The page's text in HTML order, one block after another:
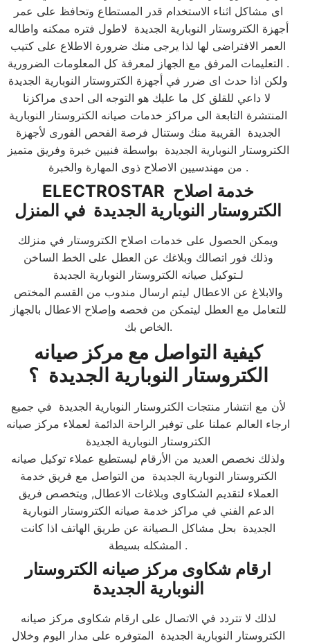
اى مشاكل اثناء الاستخدام قدر المستطاع وتحافظ على عمر
أجهزة الكتروستار النوبارية الجديدة لاطول فتره ممكنه واطاله
العمر الافتراضى لها لذا يرجى منك ضرورة الاطلاع على كتيب
التعليمات المرفق مع الجهاز لمعرفة كل المعلومات الضرورية .​
ولكن اذا حدث اى ضرر في أجهزة الكتروستار النوبارية الجديدة
لا داعي للقلق كل ما عليك هو التوجه الى احدى مراكزنا
المنتشرة التابعة الى مراكز خدمات صيانه الكتروستار النوبارية
الجديدة القريبة منك وستنال فرصة الفحص الفورى لأجهزة
الكتروستار النوبارية الجديدة بواسطة فنيين خبرة وفريق متميز
من مهندسيين الاصلاح ذوى المهارة والخبرة .​
ELECTROSTAR خدمة اصلاح
الكتروستار النوبارية الجديدة في المنزل
ويمكن الحصول على خدمات اصلاح الكتروستار في منزلك
وذلك فور اتصالك وبلاغك عن العطل على الخط الساخن
لـتوكيل صيانه الكتروستار النوبارية الجديدة
والابلاغ عن الاعطال ليتم ارسال مندوب من القسم المختص
للتعامل مع العطل ليتمكن من فحصه وإصلاح الاعطال بالجهاز
الخاص بك.​
كيفية التواصل مع مركز صيانه
الكتروستار النوبارية الجديدة ؟
لأن مع انتشار منتجات الكتروستار النوبارية الجديدة في جميع
ارجاء العالم عملنا على توفير الراحة الدائمة لعملاء مركز صيانه
الكتروستار النوبارية الجديدة
ولذلك نخصص العديد من الأرقام ليستطيع عملاء توكيل صيانه
الكتروستار النوبارية الجديدة من التواصل مع فريق خدمة
العملاء لتقديم الشكاوى وبلاغات الاعطال, ويتخصص فريق
الدعم الفني في مراكز خدمة صيانه الكتروستار النوبارية
الجديدة بحل مشاكل الـصيانة عن طريق الهاتف اذا كانت
المشكله بسيطة .​
ارقام شكاوى مركز صيانه الكتروستار
النوبارية الجديدة
لذلك لا تتردد في الاتصال على ارقام شكاوى مركز صيانه
الكتروستار النوبارية الجديدة المتوفره على مدار اليوم وخلال